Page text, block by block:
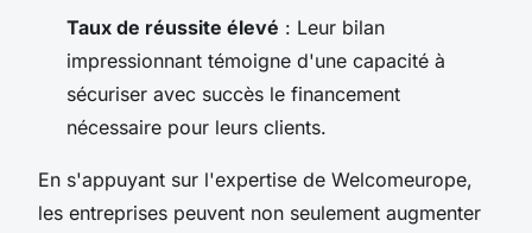
Taux de réussite élevé : Leur bilan
impressionnant témoigne d'une capacité à
sécuriser avec succès le financement
nécessaire pour leurs clients.
En s'appuyant sur l'expertise de Welcomeurope,
les entreprises peuvent non seulement augmenter